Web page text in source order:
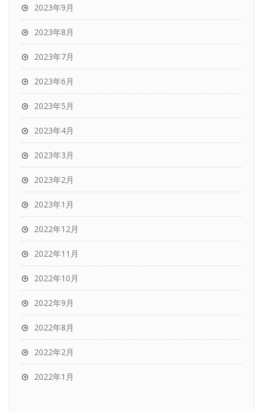
2023年9月
2023年8月
2023年7月
2023年6月
2023年5月
2023年4月
2023年3月
2023年2月
2023年1月
2022年12月
2022年11月
2022年10月
2022年9月
2022年8月
2022年2月
2022年1月